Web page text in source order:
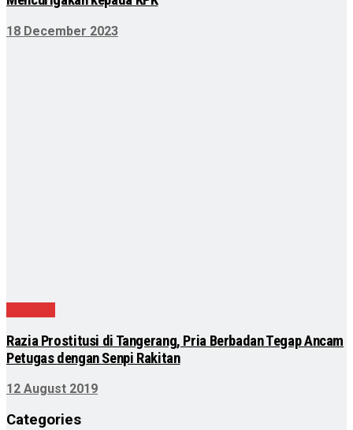
18 December 2023
Razia Prostitusi di Tangerang, Pria Berbadan Tegap Ancam
Petugas dengan Senpi Rakitan
12 August 2019
Categories